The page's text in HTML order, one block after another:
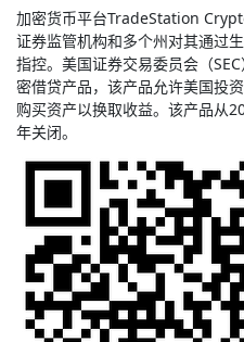
加密货币平台TradeStation
证券监管机构和多个州对其通过
指控。美国证券交易委员会（
密借贷产品，该产品允许美国投
购买资产以换取收益。该产品从
年关闭。